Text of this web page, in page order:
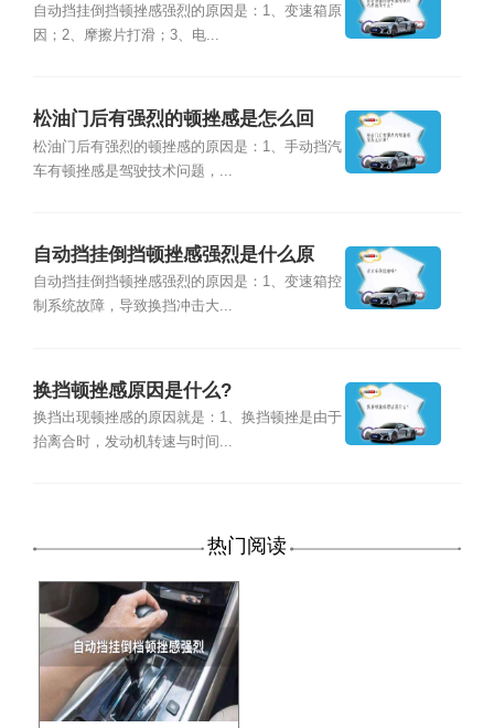
么？
自动挡挂倒挡顿挫感强烈的原因是：1、变速箱原
因；2、摩擦片打滑；3、电...
松油门后有强烈的顿挫感是怎么回
事？
松油门后有强烈的顿挫感的原因是：1、手动挡汽
车有顿挫感是驾驶技术问题，...
自动挡挂倒挡顿挫感强烈是什么原
因？
自动挡挂倒挡顿挫感强烈的原因是：1、变速箱控
制系统故障，导致换挡冲击大...
换挡顿挫感原因是什么?
换挡出现顿挫感的原因就是：1、换挡顿挫是由于
抬离合时，发动机转速与时间...
热门阅读